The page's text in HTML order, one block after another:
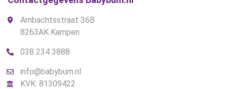
Ambachtsstraat 36B
8263AK Kampen
038 234 3888
info@babybum.nl
KVK: 81309422